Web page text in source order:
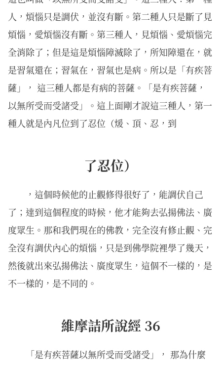
人，煩惱只是調伏，並沒有斷。第二種人只是斷了見
煩惱，愛煩惱沒有斷。第三種人，見煩惱、愛煩惱完
全消除了；但是這是煩惱障滅除了，所知障還在，就
是習氣還在；習氣在，習氣也是病。所以是「有疾菩
薩」， 這三種人都是有病的菩薩。「是有疾菩薩，
以無所受而受諸受」。這上面剛才說這三種人，第一
種人就是內凡位到了忍位（煖、頂、忍，到
了忍位）
，這個時候他的止觀修得很好了，能調伏自己
了；達到這個程度的時候，他才能夠去弘揚佛法、廣
度眾生。那和我們現在的佛教，完全沒有修止觀、完
全沒有調伏內心的煩惱，只是到佛學院裡學了幾天，
然後就出來弘揚佛法、廣度眾生，這個不一樣的，是
不一樣的，是不同的。
維摩詰所說經 36
「是有疾菩薩以無所受而受諸受」， 那為什麼